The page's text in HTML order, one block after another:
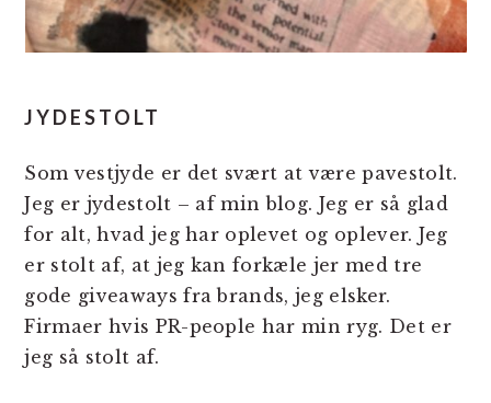
JYDESTOLT
Som vestjyde er det svært at være pavestolt.
Jeg er jydestolt – af min blog. Jeg er så glad
for alt, hvad jeg har oplevet og oplever. Jeg
er stolt af, at jeg kan forkæle jer med tre
gode giveaways fra brands, jeg elsker.
Firmaer hvis PR-people har min ryg. Det er
jeg så stolt af.